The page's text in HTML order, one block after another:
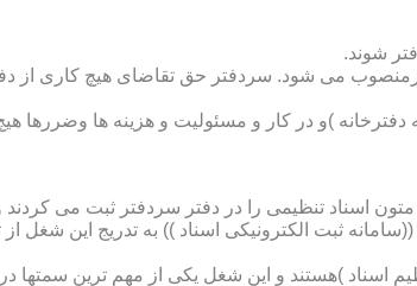
شوند.
می شود. سردفتر حق تقاضای هیچ کاری از
اسناد تنظیمی را در دفتر سردفتر ثبت می
از آن با راه اندازی ((سامانه ثبت الکترونیکی اسناد ))
اسناد )هستند و این شغل یکی از مهم ترین سمتها